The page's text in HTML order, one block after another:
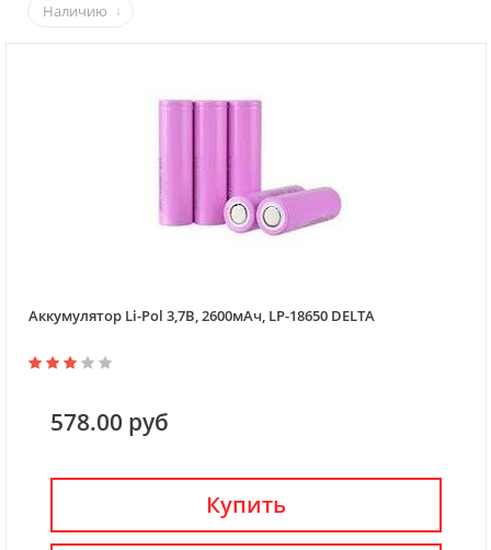
Наличию
Аккумулятор Li-Pol 3,7В, 2600мАч, LP-18650 DELTA
578.00 руб
Купить